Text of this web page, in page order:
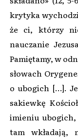
krytyka
że ci, którzy
nauczanie
Pamiętamy, w
słowach
o ubogich […].
sakiewkę
imieniu
tam wkładają,